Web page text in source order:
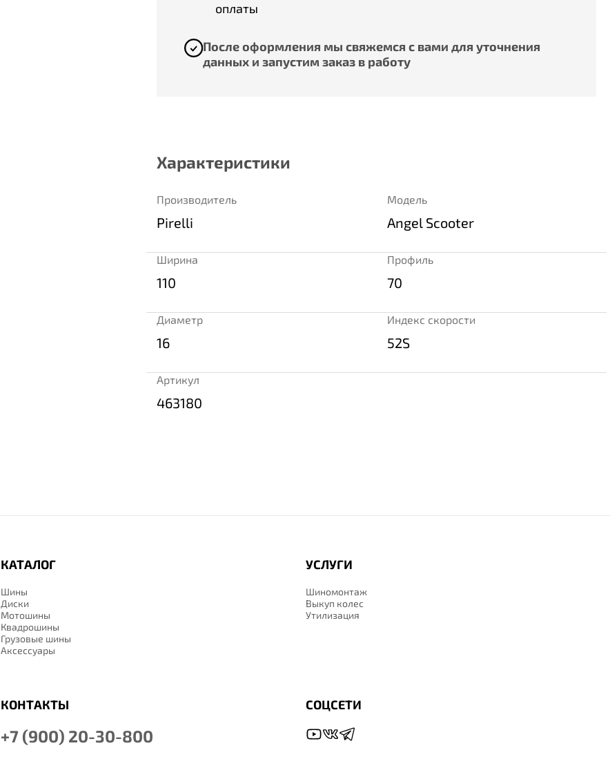
оплаты
После оформления мы свяжемся с вами для уточнения
данных и запустим заказ в работу
Характеристики
Производитель
Pirelli
Модель
Angel Scooter
Ширина
110
Профиль
70
Диаметр
16
Индекс скорости
52S
Артикул
463180
КАТАЛОГ
Шины
Диски
Мотошины
Квадрошины
Грузовые шины
Аксессуары
УСЛУГИ
Шиномонтаж
Выкуп колес
Утилизация
КОНТАКТЫ
+7 (900) 20-30-800
СОЦСЕТИ